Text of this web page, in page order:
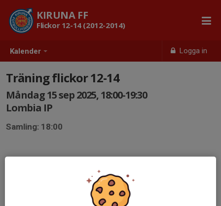
Kalender Logga in
KIRUNA FF
Flickor 12-14 (2012-2014)
Träning flickor 12-14
Måndag 15 sep 2025, 18:00-19:30
Lombia IP
Samling: 18:00